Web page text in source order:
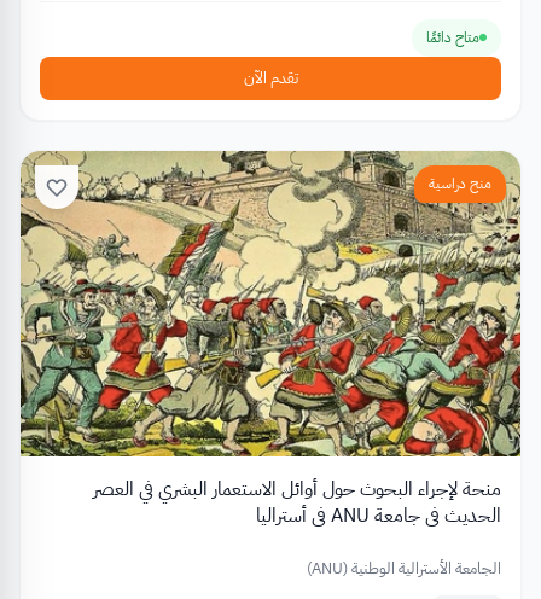
متاح دائمًا
تقدم الآن
منح دراسية
منحة لإجراء البحوث حول أوائل الاستعمار البشري في العصر
الحديث في جامعة ANU في أستراليا
الجامعة الأسترالية الوطنية (ANU)